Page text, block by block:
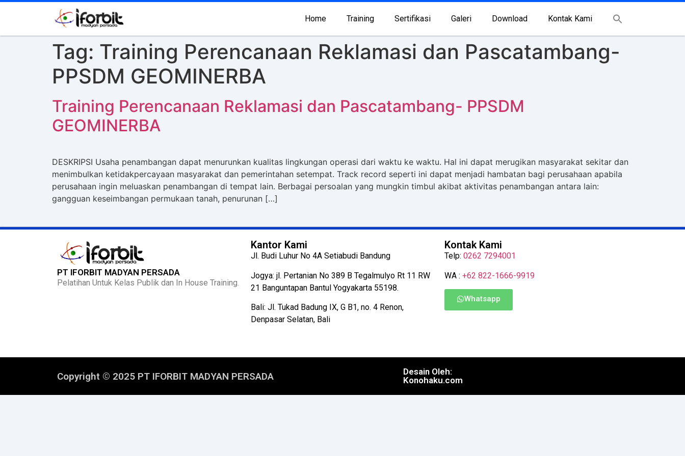
Home Training Sertifikasi Galeri Download Kontak Kami
Tag: Training Perencanaan Reklamasi dan Pascatambang-
PPSDM GEOMINERBA
Training Perencanaan Reklamasi dan Pascatambang- PPSDM
GEOMINERBA
DESKRIPSI Usaha penambangan dapat menurunkan kualitas lingkungan operasi dari waktu ke waktu. Hal ini dapat merugikan masyarakat sekitar dan
menimbulkan ketidakpercayaan masyarakat dan pemerintahan setempat. Track record seperti ini dapat menjadi hambatan bagi perusahaan apabila
perusahaan ingin meluaskan penambangan di tempat lain. Berbagai persoalan yang mungkin timbul akibat aktivitas penambangan antara lain:
gangguan keseimbangan permukaan tanah, penurunan […]
PT IFORBIT MADYAN PERSADA
Pelatihan Untuk Kelas Publik dan In House Training.
Kantor Kami
Jl. Budi Luhur No 4A Setiabudi Bandung
Jogya: jl. Pertanian No 389 B Tegalmulyo Rt 11 RW
21 Banguntapan Bantul Yogyakarta 55198.
Bali: Jl. Tukad Badung IX, G B1, no. 4 Renon,
Denpasar Selatan, Bali
Kontak Kami
Telp: 0262 7294001
WA : +62 822-1666-9919
Whatsapp
Copyright © 2025 PT IFORBIT MADYAN PERSADA
Desain Oleh:
Konohaku.com